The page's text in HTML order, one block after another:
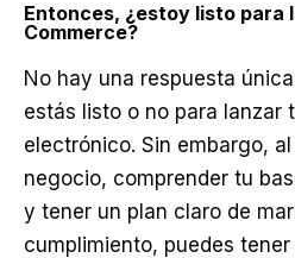
Entonces, ¿estoy listo para
Commerce?
No hay una respuesta
estás listo o no para lanzar
electrónico. Sin embargo,
negocio, comprender tu
y tener un plan claro de
cumplimiento, puedes